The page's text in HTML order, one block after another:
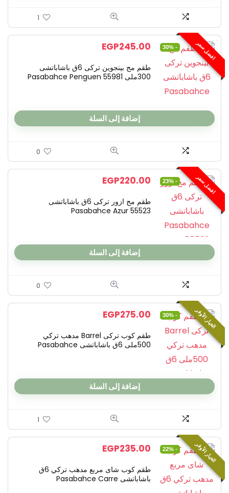
1
افضل سعر - 30%
EGP245.00
طقم مج بينجوين تركى 6ق باشاباتشى
300ملى Pasabahce Penguen 55981
إضافة إلى السلة
0
افضل سعر - 23%
EGP220.00
طقم مج ازور تركى 6ق باشاباتشى
Pasabahce Azur 55523
إضافة إلى السلة
0
الخيار الأوفر - 30%
EGP275.00
طقم كوب تركى Barrel مدهب تركي
500ملى 6ق باشاباتشى Pasabahce
إضافة إلى السلة
1
الخيار الأوفر - 22%
EGP235.00
طقم كوب شاى مربع مدهب تركي 6ق
باشاباتشى Pasabahce Carre